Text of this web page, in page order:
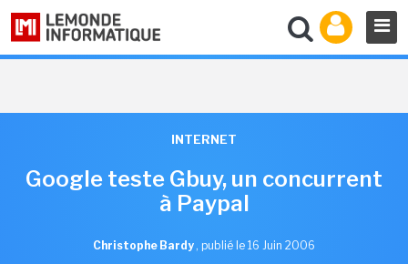
INTERNET
Google teste Gbuy, un concurrent
à Paypal
Christophe Bardy , publié le 16 Juin 2006